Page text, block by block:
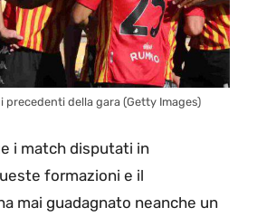
della gara (Getty Images)
i match disputati in
formazioni e il
mai guadagnato neanche un